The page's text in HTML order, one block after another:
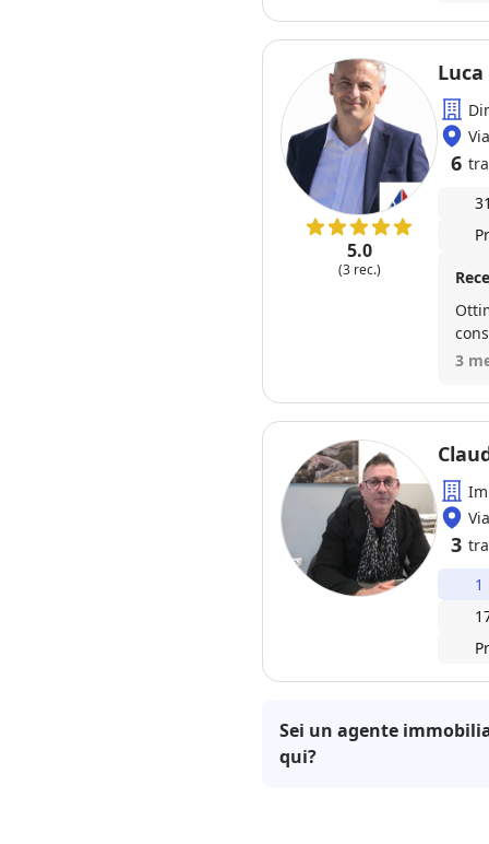
5.0
(3 rec.)
6
3
3
1
Sei un agente
qui?